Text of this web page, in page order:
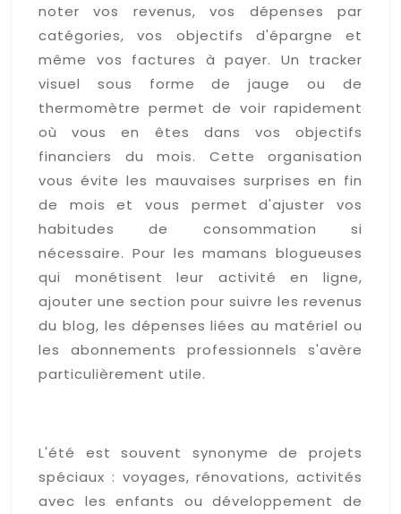
noter vos revenus, vos dépenses par
catégories, vos objectifs d'épargne et
même vos factures à payer. Un tracker
visuel sous forme de jauge ou de
thermomètre permet de voir rapidement
où vous en êtes dans vos objectifs
financiers du mois. Cette organisation
vous évite les mauvaises surprises en fin
de mois et vous permet d'ajuster vos
habitudes de consommation si
nécessaire. Pour les mamans blogueuses
qui monétisent leur activité en ligne,
ajouter une section pour suivre les revenus
du blog, les dépenses liées au matériel ou
les abonnements professionnels s'avère
particulièrement utile.
L'été est souvent synonyme de projets
spéciaux : voyages, rénovations, activités
avec les enfants ou développement de